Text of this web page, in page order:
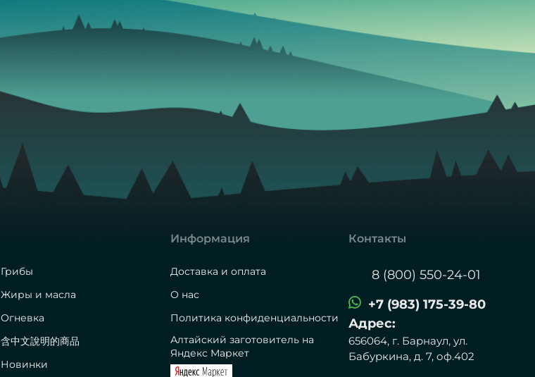
Грибы
Жиры и масла
Огневка
含中文說明的商品
Новинки
Информация
Доставка и оплата
О нас
Политика конфиденциальности
Алтайский заготовитель на
Яндекс Маркет
Контакты
8 (800) 550-24-01
+7 (983) 175-39-80
Адрес:
656064, г. Барнаул, ул.
Бабуркина, д. 7, оф.402